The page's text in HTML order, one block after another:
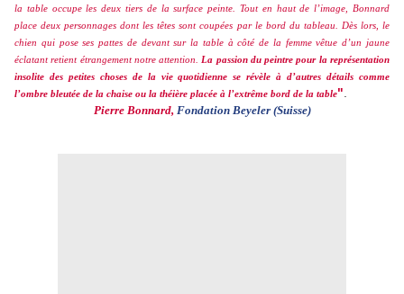
la table occupe les deux tiers de la surface peinte. Tout en haut de l’image, Bonnard
place deux personnages dont les têtes sont coupées par le bord du tableau. Dès lors, le
chien qui pose ses pattes de devant sur la table à côté de la femme vêtue d’un jaune
éclatant retient étrangement notre attention. La passion du peintre pour la représentation
insolite des petites choses de la vie quotidienne se révèle à d’autres détails comme
l’ombre bleutée de la chaise ou la théière placée à l’extrême bord de la table"
Pierre Bonnard, Fondation Beyeler (Suisse)